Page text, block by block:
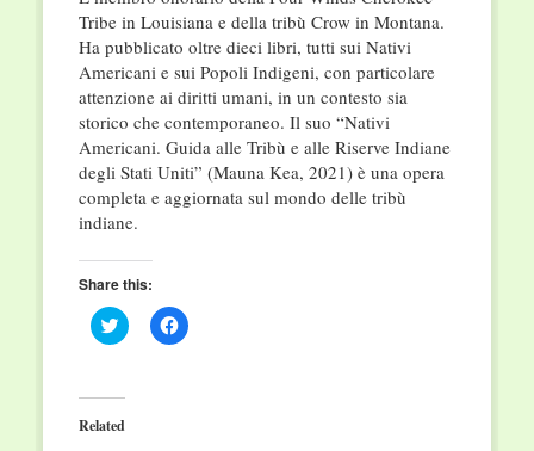
Tribe in Louisiana e della tribù Crow in Montana.
Ha pubblicato oltre dieci libri, tutti sui Nativi
Americani e sui Popoli Indigeni, con particolare
attenzione ai diritti umani, in un contesto sia
storico che contemporaneo. Il suo “Nativi
Americani. Guida alle Tribù e alle Riserve Indiane
degli Stati Uniti” (Mauna Kea, 2021) è una opera
completa e aggiornata sul mondo delle tribù
indiane.
Share this:
Click
to
(Opens
in
new
Click
to
Related